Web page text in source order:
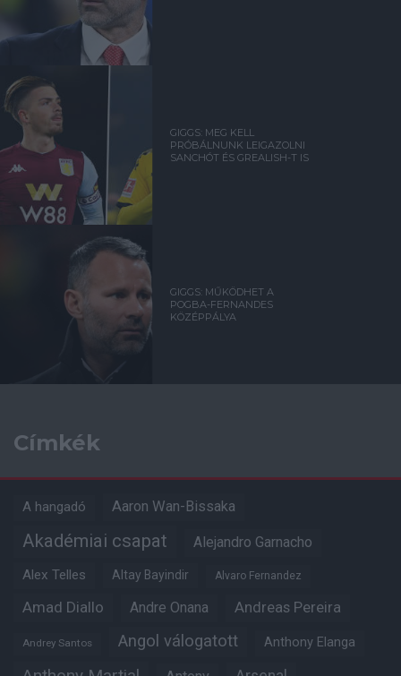
GIGGS: MEG KELL
PRÓBÁLNUNK LEIGAZOLNI
SANCHÓT ÉS GREALISH-T IS
GIGGS: MŰKÖDHET A
POGBA-FERNANDES
KÖZÉPPÁLYA
Címkék
A hangadó Aaron Wan-Bissaka
Akadémiai csapat Alejandro Garnacho
Alex Telles Altay Bayindir Alvaro Fernandez
Amad Diallo Andre Onana Andreas Pereira
Andrey Santos Angol válogatott Anthony Elanga